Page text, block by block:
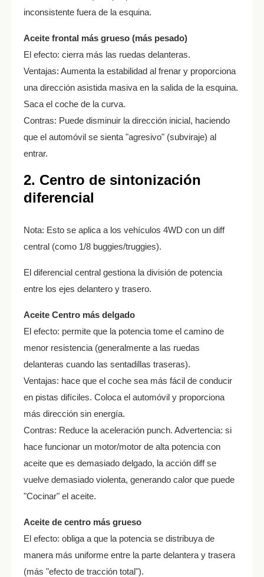
inconsistente fuera de la esquina.
Aceite frontal más grueso (más pesado)
El efecto: cierra más las ruedas delanteras.
Ventajas: Aumenta la estabilidad al frenar y proporciona
una dirección asistida masiva en la salida de la esquina.
Saca el coche de la curva.
Contras: Puede disminuir la dirección inicial, haciendo
que el automóvil se sienta "agresivo" (subviraje) al
entrar.
2. Centro de sintonización
diferencial
Nota: Esto se aplica a los vehículos 4WD con un diff
central (como 1/8 buggies/truggies).
El diferencial central gestiona la división de potencia
entre los ejes delantero y trasero.
Aceite Centro más delgado
El efecto: permite que la potencia tome el camino de
menor resistencia (generalmente a las ruedas
delanteras cuando las sentadillas traseras).
Ventajas: hace que el coche sea más fácil de conducir
en pistas difíciles. Coloca el automóvil y proporciona
más dirección sin energía.
Contras: Reduce la aceleración punch. Advertencia: si
hace funcionar un motor/motor de alta potencia con
aceite que es demasiado delgado, la acción diff se
vuelve demasiado violenta, generando calor que puede
"Cocinar" el aceite.
Aceite de centro más grueso
El efecto: obliga a que la potencia se distribuya de
manera más uniforme entre la parte delantera y trasera
(más "efecto de tracción total").